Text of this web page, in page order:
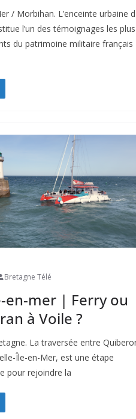
/ Morbihan. L’enceinte urbaine
l’un des témoignages les plus
du patrimoine militaire français
Bretagne Télé
en-mer | Ferry ou
à Voile ?
La traversée entre
Île-en-Mer, est une étape
pour rejoindre la